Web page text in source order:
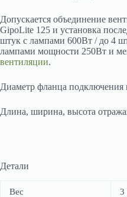
Допускается объединение
GipoLite 125 и установка
штук с лампами 600Вт / до 4
лампами мощности 250Вт и
вентиляции.
Диаметр фланца
Длина, ширина, высота
Детали
Вес 3